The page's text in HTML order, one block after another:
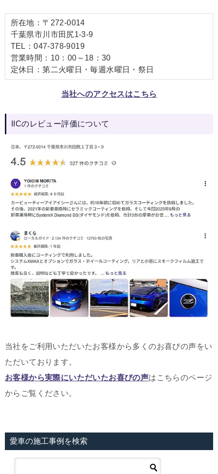
所在地：〒272-0014
千葉県市川市田尻1-3-9
TEL：047-378-9019
営業時間：10：00～18：30
定休日：第二火曜日・毎週水曜日・祭日
当社へのアクセスはこちら
IICのレビュー評価について
当社をご利用いただいたお客様から多くのお喜びの声をい
ただいております。
お客様から実際にいただいたお喜びの声はこちらのページ
からご覧ください。
愛車の施工事例を検索